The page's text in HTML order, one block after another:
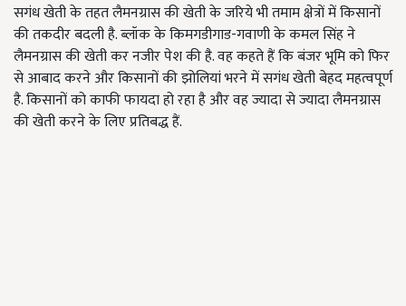
सगंध खेती के तहत लैमनग्रास की खेती के जरिये भी तमाम क्षेत्रों में किसानों
की तकदीर बदली है. ब्लॉक के किमगडीगाड-गवाणी के कमल सिंह ने
लैमनग्रास की खेती कर नजीर पेश की है. वह कहते हैं कि बंजर भूमि को फिर
से आबाद करने और किसानों की झोलियां भरने में सगंध खेती बेहद महत्वपूर्ण
है. किसानों को काफी फायदा हो रहा है और वह ज्यादा से ज्यादा लैमनग्रास
की खेती करने के लिए प्रतिबद्ध हैं.